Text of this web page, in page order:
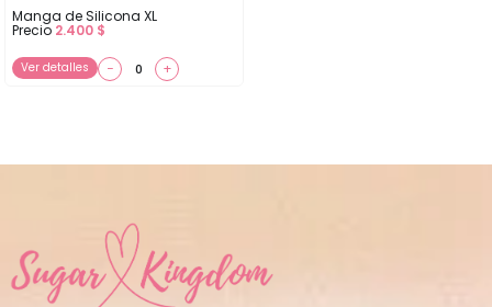
Manga de Silicona XL
Precio 2.400 $
Ver detalles − +